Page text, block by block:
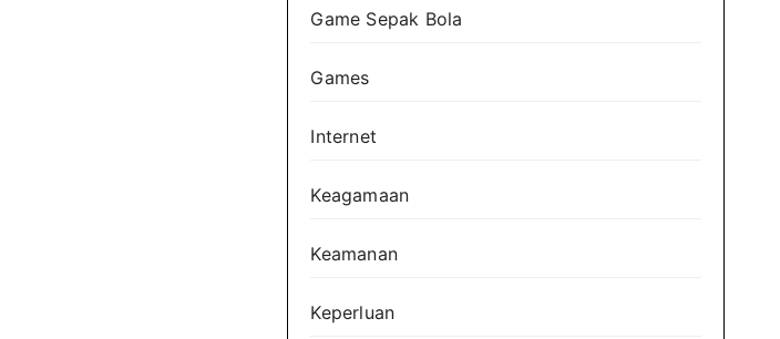
Game Sepak Bola
Games
Internet
Keagamaan
Keamanan
Keperluan